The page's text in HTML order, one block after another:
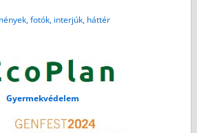
fotók, interjúk, háttér
Gyermekvédelem